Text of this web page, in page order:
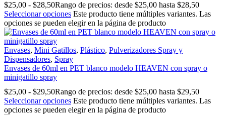
$25,00 - $28,50Rango de precios: desde $25,00 hasta $28,50
Seleccionar opciones Este producto tiene múltiples variantes. Las
opciones se pueden elegir en la página de producto
Envases, Mini Gatillos, Plástico, Pulverizadores Spray y
Dispensadores, Spray
Envases de 60ml en PET blanco modelo HEAVEN con spray o
minigatillo spray
$25,00 - $29,50Rango de precios: desde $25,00 hasta $29,50
Seleccionar opciones Este producto tiene múltiples variantes. Las
opciones se pueden elegir en la página de producto